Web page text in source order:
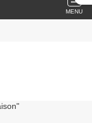
MENU